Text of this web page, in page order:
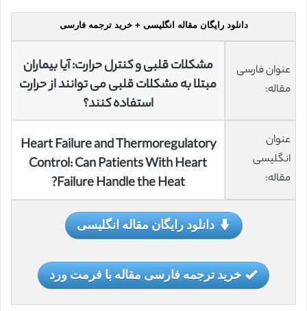
دانلود رایگان مقاله انگلیسی + خرید ترجمه فارسی
عنوان فارسی
مقاله:
مشکلات قلبی و کنترل حرارت: آیا بیماران
مبتلا به مشکلات قلبی می توانند از حرارت
استفاده کنند؟
عنوان
انگلیسی
مقاله:
Heart Failure and Thermoregulatory
Control: Can Patients With Heart
Failure Handle the Heat?
دانلود رایگان مقاله انگلیسی
خرید ترجمه فارسی مقاله با فرمت ورد